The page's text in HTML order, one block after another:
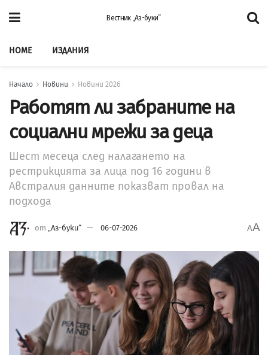
Вестник „Аз-буки”
HOME ИЗДАНИЯ
Начало Новини Новини 2026
Работят ли забраните на
социални мрежи за деца
Шест месеца след налагането на
рестрикцията за лица под 16 години в
Австралия данните показват провал на
подхода
от „Аз-буки“ 06-07-2026 AA